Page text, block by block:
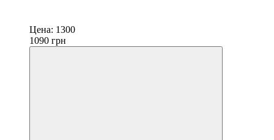
Цена: 1300
1090 грн